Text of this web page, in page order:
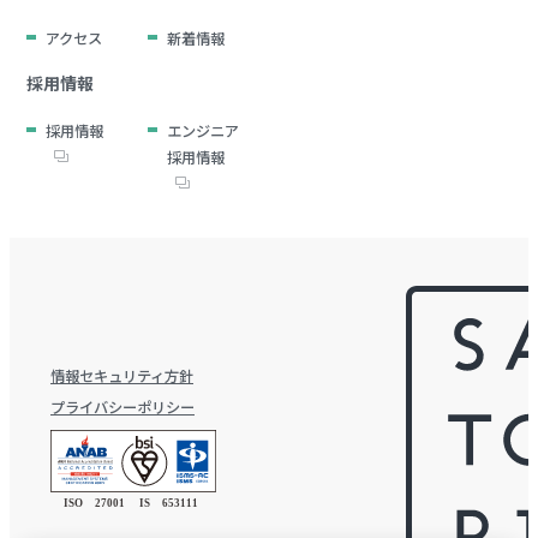
アクセス 新着情報
採用情報
採用情報
エンジニア
採用情報
情報セキュリティ方針
プライバシーポリシー